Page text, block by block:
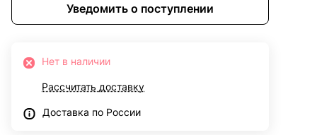
Уведомить о поступлении
Нет в наличии
Рассчитать доставку
Доставка по России